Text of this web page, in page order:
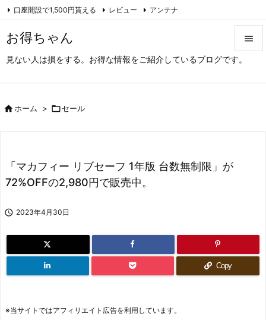
お得ちゃん
見ない人は損をする。お得な情報をご紹介しているブログです。

口座開設で1,500円貰える レビュー アンテナ
アーカイブ（旧サイト）
ホーム > セール
「マカフィー リブセーフ 1年版 台数無制限」が
72%OFFの2,980円で販売中。
 2023年4月30日
Copy
※当サイトではアフィリエイト広告を利用しています。